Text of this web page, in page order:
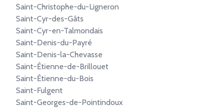
Saint-Christophe-du-Ligneron
Saint-Cyr-des-Gâts
Saint-Cyr-en-Talmondais
Saint-Denis-du-Payré
Saint-Denis-la-Chevasse
Saint-Étienne-de-Brillouet
Saint-Étienne-du-Bois
Saint-Fulgent
Saint-Georges-de-Pointindoux